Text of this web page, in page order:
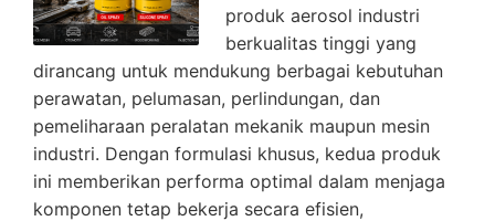
produk aerosol industri
berkualitas tinggi yang
dirancang untuk mendukung berbagai kebutuhan
perawatan, pelumasan, perlindungan, dan
pemeliharaan peralatan mekanik maupun mesin
industri. Dengan formulasi khusus, kedua produk
ini memberikan performa optimal dalam menjaga
komponen tetap bekerja secara efisien,